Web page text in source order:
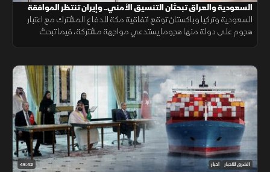
السعودية والعراق تبحثان التنسيق الأمني.. وإيران تنتظر الموافقة
على اتفاق "هرمز"
السعودية وتركيا وباكستان توقع اتفاقية مكة للدفاع المشترك مع اعتبار
هجوم على دولة منها هجوما يستدعي مواجهة مشتركة، فيما تبحث
45:42 الشرق للأخبار أخبار